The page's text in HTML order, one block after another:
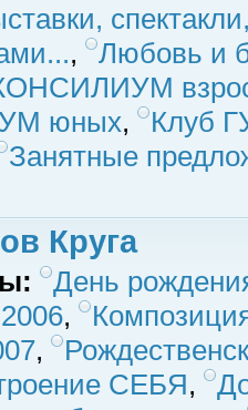
,
Любовь и
юных,
Клуб
Занятные
Круга
День
,
,
СЕБЯ,